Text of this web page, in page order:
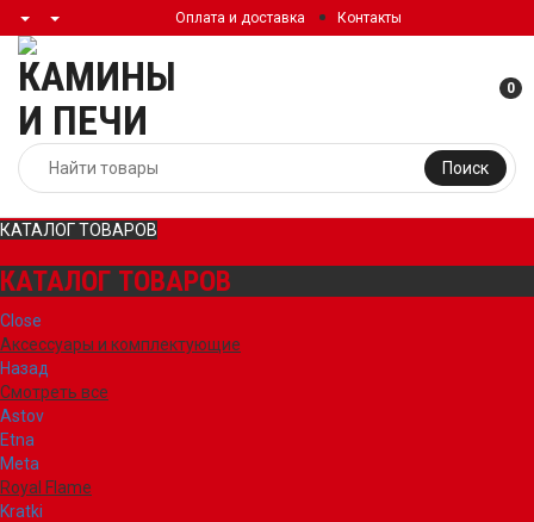
Оплата и доставка Контакты
Поиск
0
КАТАЛОГ ТОВАРОВ
КАТАЛОГ ТОВАРОВ
Close
Аксессуары и комплектующие
Назад
Смотреть все
Astov
Etna
Meta
Royal Flame
Kratki